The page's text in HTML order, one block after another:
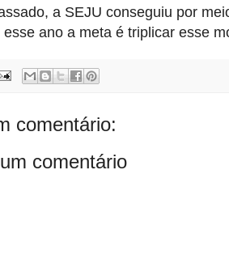
a SEJU conseguiu por
esse ano a meta é triplicar esse
comentário:
comentário